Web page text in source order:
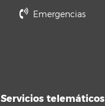
Emergencias
Servicios telemáticos